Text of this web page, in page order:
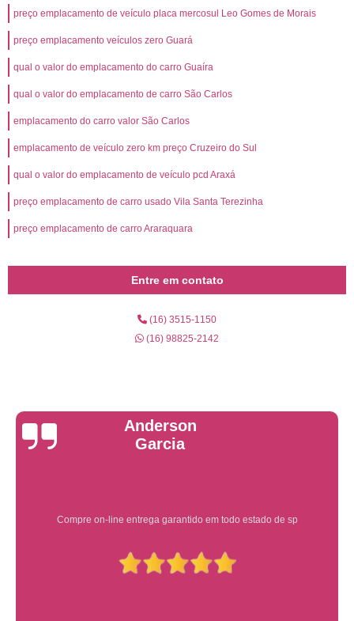
preço emplacamento de veículo placa mercosul Leo Gomes de Morais
preço emplacamento veículos zero Guará
qual o valor do emplacamento do carro Guaíra
qual o valor do emplacamento de carro São Carlos
emplacamento do carro valor São Carlos
emplacamento de veículo zero km preço Cruzeiro do Sul
qual o valor do emplacamento de veículo pcd Araxá
preço emplacamento de carro usado Vila Santa Terezinha
preço emplacamento de carro Araraquara
Entre em contato
(16) 3515-1150
(16) 98825-2142
Yuri Martins
Ótimo atendimento